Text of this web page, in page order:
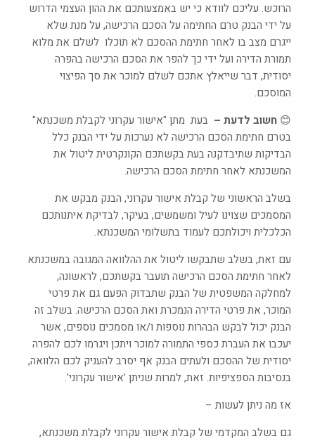
הרוכש. עליכם לוודא כי יש באמצעותכם את ההון העצמי הדרוש
על ידי הבנק טרם החתימה על הסכם הרכישה, על מנת שלא
ייגרם מצב בו לאחר חתימת ההסכם לא תוכלו לשלם את מלוא
תמורת הדירה ועל ידי כך להפר את הסכם הרכישה בהפרה
יסודית, דבר שייאלץ אתכם לשלם למוכר את סך הפיצוי
המוסכם.
😊 חשוב לדעת – בעת מתן "אישור עקרונילקבלת משכנתא"
בטרם חתימת הסכם הרכישה לא נערכות על ידי הבנק כלל
הבדיקות שתיבדקנה בעת בקשתכם הקונקרטית ליטול את
המשכנתא לאחר חתימת הסכם הרכישה.
בשלב הראשוני של קבלת אישור עקרוני, הבנק מבקש את
המסמכים שצוינו לעיל ומשמשים, בעיקר, לבדיקת איתנותכם
הכלכלית ויכולתכם לעמוד בתשלומי המשכנתא.
עם זאת, בשלב שתבקשו ליטול את ההלוואה המגובה במשכנתא
לאחר חתימת הסכם הרכישה תועבר בקשתכם, לראשונה,
למחלקה המשפטית של הבנק שתבדוק הפעם גם את פרטי
המוכר, את פרטי הדירה הנמכרת ואת הסכם הרכישה. בשלב זה
הבנק יכול לבקש הבהרות נוספות ו/או מסמכים נוספים, אשר
יעכבו את העברת כספי התמורה למוכר ויתכן ויגרמו לכם להפרה
יסודית של ההסכם ולעתים הבנק אף יסרב להעניק לכם הלוואה,
בנסיבות הספציפיות. זאת, למרות שניתן 'אישור עקרוני'.
אז מה ניתן לעשות –
גם בשלב המקדמי של קבלת אישור עקרוני לקבלת משכנתא,